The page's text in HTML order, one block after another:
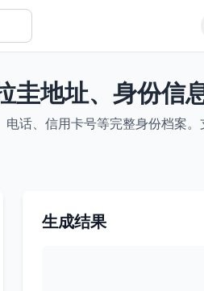
圭地址、身份信
话、信用卡号等完整身份档案
生成结果